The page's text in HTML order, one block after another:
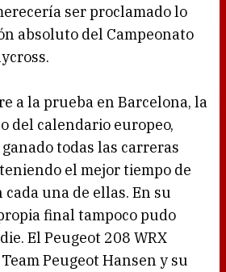
ser proclamado lo
absoluto del Campeonato
a la prueba en Barcelona, la
del calendario europeo,
todas las carreras
el mejor tiempo de
una de ellas. En su
final tampoco pudo
El Peugeot 208 WRX
Peugeot Hansen y su